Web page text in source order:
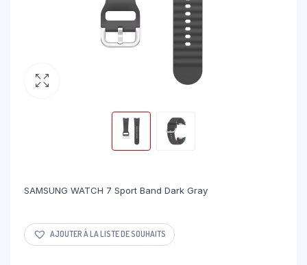
SAMSUNG WATCH 7 Sport Band Dark Gray
AJOUTER À LA LISTE DE SOUHAITS